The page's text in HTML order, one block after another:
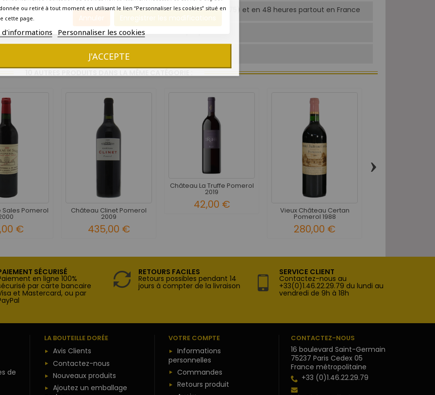
Annuler Enregistrer les modifications
Livraison dans la journée (Paris 75) et en 48 heures partout en France
Oui - Commande jusqu'à 10h
Oui
Pomerol
€
Château Clinet Pomerol
2009
435,00 €
Château La Truffe Pomerol
2019
42,00 € Vieux Château Certan
Pomerol 1988
280,00 €
›
SÉCURISÉ
en ligne 100%
par carte bancaire
et Mastercard, ou par
RETOURS FACILES
Retours possibles pendant 14
jours à compter de la livraison
SERVICE CLIENT
Contactez-nous au
+33(0)1.46.22.29.79 du lundi au
vendredi de 9h à 18h
de
LA BOUTEILLE DORÉE
Avis Clients
Contactez-nous
Nouveaux produits
Ajoutez un emballage
VOTRE COMPTE
Informations
personnelles
Commandes
Retours produit
CONTACTEZ-NOUS
16 boulevard Saint-Germain
75237 Paris Cedex 05
France métropolitaine
+33 (0)1.46.22.29.79
ou retiré à tout moment en utilisant le lien “Personnaliser les cookies” situé en
cette page.
d'informations Personnaliser les cookies
J'ACCEPTE